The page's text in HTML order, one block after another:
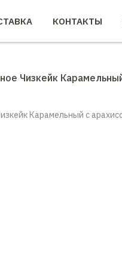
КОНТАКТЫ
Чизкейк
Карамельный с